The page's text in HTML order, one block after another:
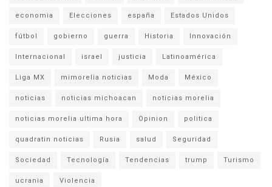
economia Elecciones españa Estados Unidos
fútbol gobierno guerra Historia Innovación
Internacional israel justicia Latinoamérica
Liga MX mimorelia noticias Moda México
noticias noticias michoacan noticias morelia
noticias morelia ultima hora Opinion politica
quadratin noticias Rusia salud Seguridad
Sociedad Tecnología Tendencias trump Turismo
ucrania Violencia